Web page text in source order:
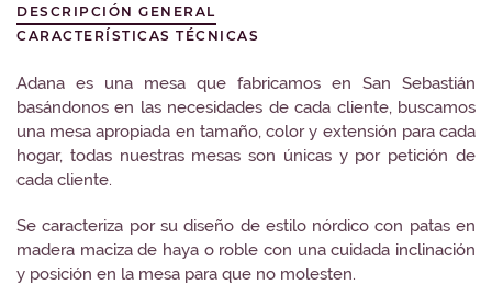
DESCRIPCIÓN GENERAL
CARACTERÍSTICAS TÉCNICAS
Adana es una mesa que fabricamos en San Sebastián
basándonos en las necesidades de cada cliente, buscamos
una mesa apropiada en tamaño, color y extensión para cada
hogar, todas nuestras mesas son únicas y por petición de
cada cliente.
Se caracteriza por su diseño de estilo nórdico con patas en
madera maciza de haya o roble con una cuidada inclinación
y posición en la mesa para que no molesten.